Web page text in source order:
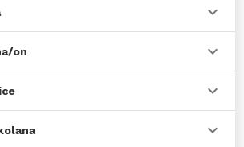
on